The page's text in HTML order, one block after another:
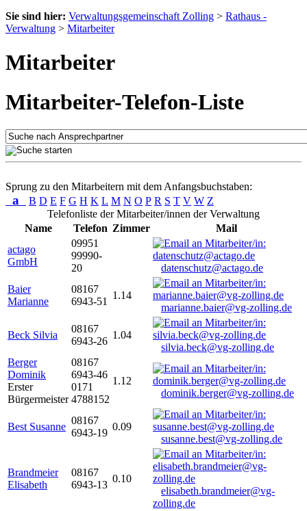
Sie sind hier: Verwaltungsgemeinschaft Zolling > Rathaus -
Verwaltung > Mitarbeiter
Mitarbeiter
Mitarbeiter-Telefon-Liste
Sprung zu den Mitarbeitern mit dem Anfangsbuchstaben:
a B D E F G H K L M N O P R S T V W Z
Telefonliste der Mitarbeiter/innen der Verwaltung
Name
Telefon Zimmer
Mail
actago
GmbH
09951
99990-
20
datenschutz@actago.de
Baier
Marianne
08167
6943-51
1.14
marianne.baier@vg-zolling.de
Beck Silvia
08167
6943-26
1.04
silvia.beck@vg-zolling.de
Berger
Dominik
Erster
Bürgermeister
08167
6943-46
0171
4788152
1.12
dominik.berger@vg-zolling.de
Best Susanne
08167
6943-19
0.09
susanne.best@vg-zolling.de
Brandmeier
Elisabeth
08167
6943-13
0.10
elisabeth.brandmeier@vg-
zolling.de